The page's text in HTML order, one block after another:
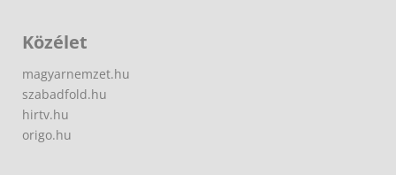
Közélet
magyarnemzet.hu
szabadfold.hu
hirtv.hu
origo.hu